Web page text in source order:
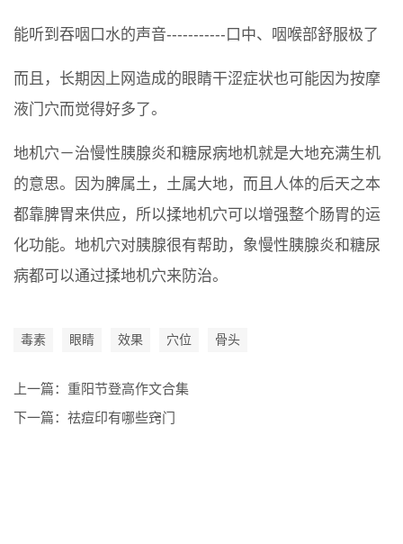
能听到吞咽口水的声音-----------口中、咽喉部舒服极了
而且，长期因上网造成的眼睛干涩症状也可能因为按摩
液门穴而觉得好多了。
地机穴－治慢性胰腺炎和糖尿病地机就是大地充满生机
的意思。因为脾属土，土属大地，而且人体的后天之本
都靠脾胃来供应，所以揉地机穴可以增强整个肠胃的运
化功能。地机穴对胰腺很有帮助，象慢性胰腺炎和糖尿
病都可以通过揉地机穴来防治。
毒素 眼睛 效果 穴位 骨头
上一篇： 重阳节登高作文合集
下一篇： 祛痘印有哪些窍门